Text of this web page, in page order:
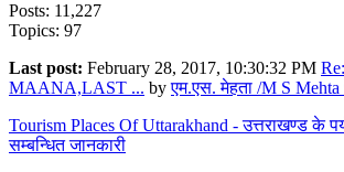
Posts: 11,227
Topics: 97
Last post: February 28, 2017, 10:30:32 PM
MAANA,LAST ... byएम.एस. मेहता /M S
Tourism Places Of Uttarakhand - उत्तराखण्ड के
सम्बन्धित जानकारी